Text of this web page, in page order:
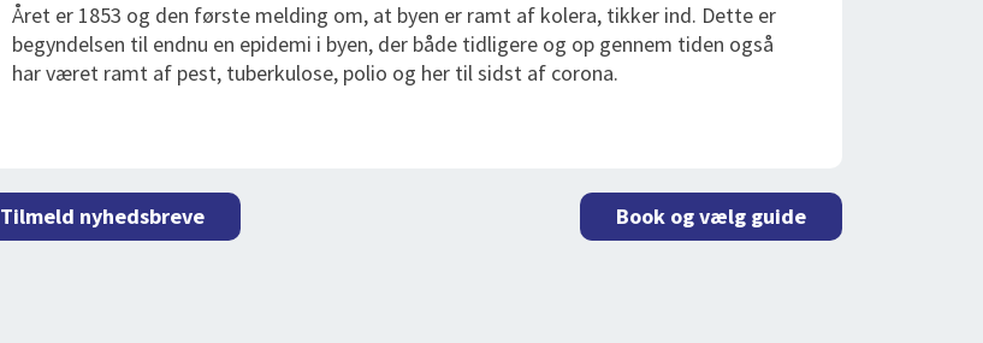
Året er 1853 og den første melding om, at byen er ramt af kolera, tikker ind. Dette er
begyndelsen til endnu en epidemi i byen, der både tidligere og op gennem tiden også
har været ramt af pest, tuberkulose, polio og her til sidst af corona.
Tilmeld nyhedsbreve Book og vælg guide